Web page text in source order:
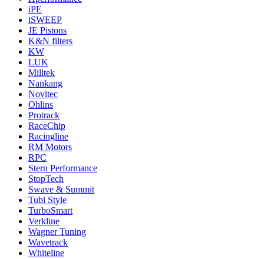
iPE
iSWEEP
JE Pistons
K&N filters
KW
LUK
Milltek
Nankang
Novitec
Ohlins
Protrack
RaceChip
Racingline
RM Motors
RPC
Stern Performance
StopTech
Swave & Summit
Tubi Style
TurboSmart
Verkline
Wagner Tuning
Wavetrack
Whiteline